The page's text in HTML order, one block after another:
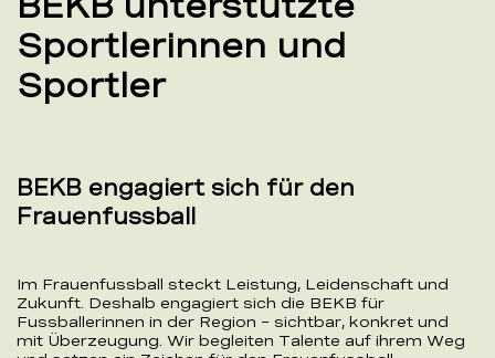
Sportlerinnen und
Sportler
BEKB engagiert sich für den
Frauenfussball
Im Frauenfussball steckt Leistung, Leidenschaft und
Zukunft. Deshalb engagiert sich die BEKB für
Fussballerinnen in der Region – sichtbar, konkret und
mit Überzeugung. Wir begleiten Talente auf ihrem Weg